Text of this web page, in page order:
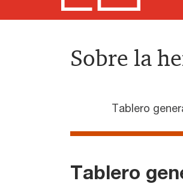
Sobre la
Tablero
Tablero